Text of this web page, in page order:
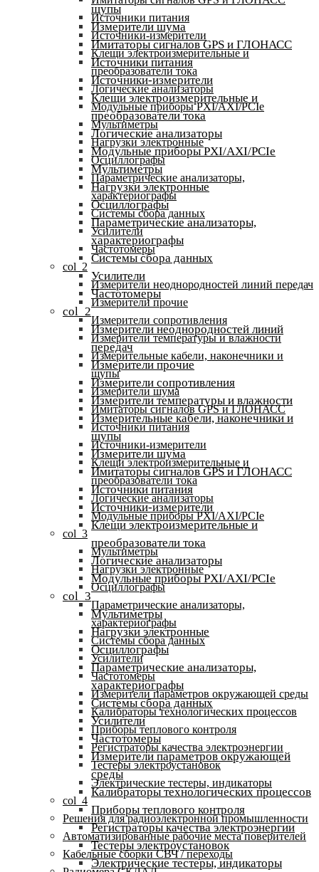
Источники питания
Источники-измерители
Клещи электроизмерительные и
преобразователи тока
Логические анализаторы
Модульные приборы PXI/AXI/PCIe
Мультиметры
Нагрузки электронные
Осциллографы
Параметрические анализаторы,
характериографы
Системы сбора данных
Усилители
Частотомеры
col_2
Измерители неоднородностей линий передач
Измерители прочие
Измерители сопротивления
Измерители температуры и влажности
Измерительные кабели, наконечники и
щупы
Измерители шума
Имитаторы сигналов GPS и ГЛОНАСС
Источники питания
Источники-измерители
Клещи электроизмерительные и
преобразователи тока
Логические анализаторы
Модульные приборы PXI/AXI/PCIe
col_3
Мультиметры
Нагрузки электронные
Осциллографы
Параметрические анализаторы,
характериографы
Системы сбора данных
Усилители
Частотомеры
Измерители параметров окружающей среды
Калибраторы технологических процессов
Приборы теплового контроля
Регистраторы качества электроэнергии
Тестеры электроустановок
Электрические тестеры, индикаторы
col_4
Решения для радиоэлектронной промышленности
Автоматизированные рабочие места поверителей
Кабельные сборки СВЧ / переходы
щупы
Измерители шума
Имитаторы сигналов GPS и ГЛОНАСС
Источники питания
Источники-измерители
Клещи электроизмерительные и
преобразователи тока
Логические анализаторы
Модульные приборы PXI/AXI/PCIe
Мультиметры
Нагрузки электронные
Осциллографы
Параметрические анализаторы,
характериографы
Системы сбора данных
Усилители
Частотомеры
col_2
Измерители неоднородностей линий
передач
Измерители прочие
Измерители сопротивления
Измерители температуры и влажности
Измерительные кабели, наконечники и
щупы
Измерители шума
Имитаторы сигналов GPS и ГЛОНАСС
Источники питания
Источники-измерители
Клещи электроизмерительные и
преобразователи тока
Логические анализаторы
Модульные приборы PXI/AXI/PCIe
col_3
Мультиметры
Нагрузки электронные
Осциллографы
Параметрические анализаторы,
характериографы
Системы сбора данных
Усилители
Частотомеры
Измерители параметров окружающей
среды
Калибраторы технологических процессов
Приборы теплового контроля
Регистраторы качества электроэнергии
Тестеры электроустановок
Электрические тестеры, индикаторы